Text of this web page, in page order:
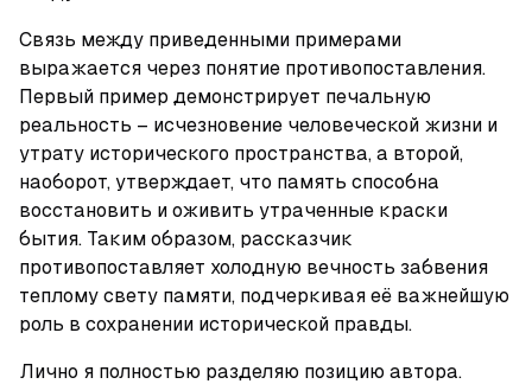
Связь между приведенными примерами
выражается через понятие противопоставления.
Первый пример демонстрирует печальную
реальность – исчезновение человеческой жизни и
утрату исторического пространства, а второй,
наоборот, утверждает, что память способна
восстановить и оживить утраченные краски
бытия. Таким образом, рассказчик
противопоставляет холодную вечность забвения
теплому свету памяти, подчеркивая её важнейшую
роль в сохранении исторической правды.
Лично я полностью разделяю позицию автора.